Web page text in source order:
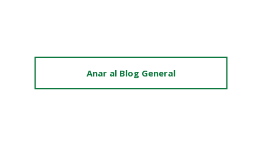
Anar al Blog General